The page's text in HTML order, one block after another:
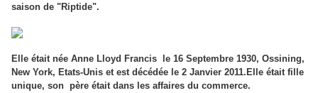
saison de "Riptide".
Elle était née Anne Lloyd Francis le 16 Septembre 1930, Ossining,
New York, Etats-Unis et est décédée le 2 Janvier 2011.Elle était fille
unique, son père était dans les affaires du commerce.